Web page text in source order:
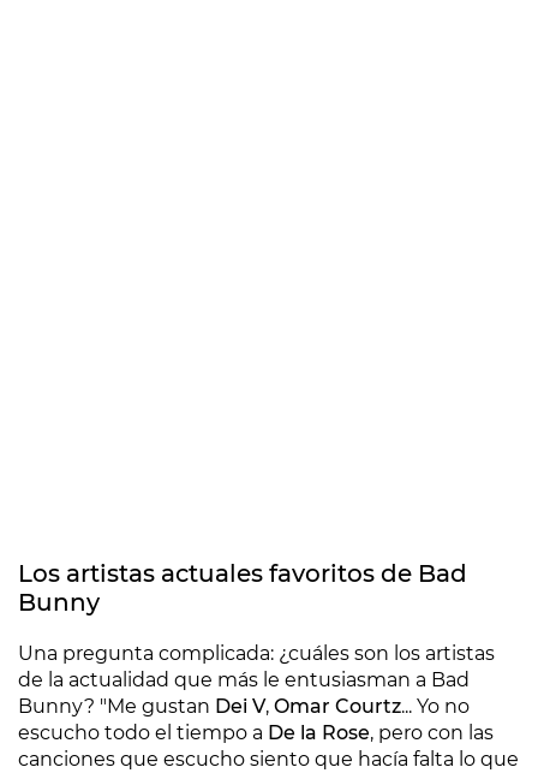
Los artistas actuales favoritos de Bad
Bunny
Una pregunta complicada: ¿cuáles son los artistas
de la actualidad que más le entusiasman a Bad
Bunny? "Me gustan Dei V, Omar Courtz... Yo no
escucho todo el tiempo a De la Rose, pero con las
canciones que escucho siento que hacía falta lo que